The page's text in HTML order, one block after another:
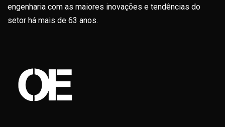
engenharia com as maiores inovações e tendências do
setor há mais de 63 anos.